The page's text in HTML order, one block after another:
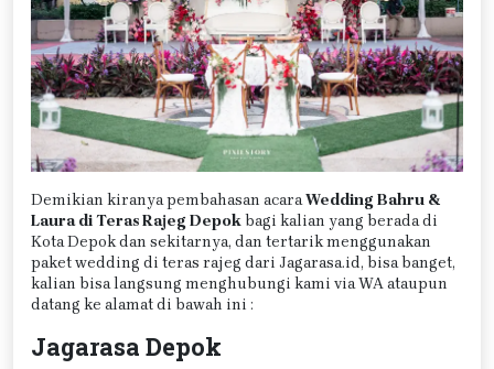
Demikian kiranya pembahasan acaraWedding Bahru &
Laura di Teras Rajeg Depokbagi kalian yang berada di
Kota Depok dan sekitarnya, dan tertarik menggunakan
paket wedding di teras rajeg dari Jagarasa.id, bisa banget,
kalian bisa langsung menghubungi kami via WA ataupun
datang ke alamat di bawah ini :
Jagarasa Depok